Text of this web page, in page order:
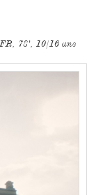
78', 10/16 ans